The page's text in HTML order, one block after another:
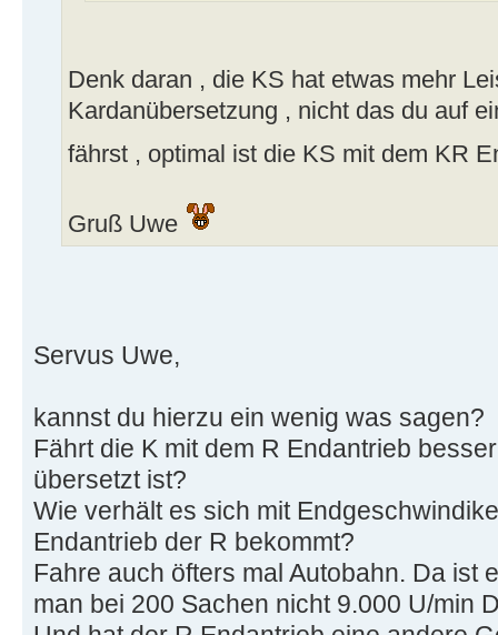
Denk daran , die KS hat etwas mehr
Kardanübersetzung , nicht das du auf
fährst , optimal ist die KS mit dem KR
Gruß Uwe
Servus Uwe,
kannst du hierzu ein wenig was sagen?
Fährt die K mit dem R Endantrieb
übersetzt ist?
Wie verhält es sich mit
Endantrieb der R bekommt?
Fahre auch öfters mal Autobahn. Da ist
man bei 200 Sachen nicht 9.000 U/min